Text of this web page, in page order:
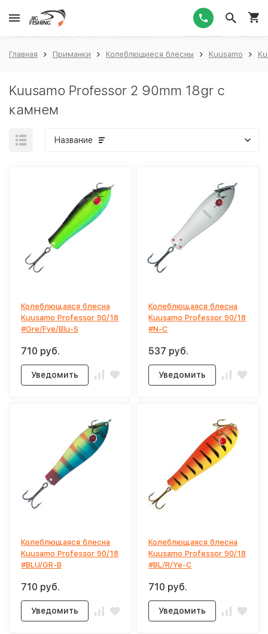
Главная Приманки Колеблющиеся блесны Kuusamo
Kuusamo Professor 2 90mm 18gr c
камнем
Название
Колеблющаяся блесна
Kuusamo Professor 90/18
#Gre/Fye/Blu-S
710 руб.
Уведомить
Колеблющаяся блесна
Kuusamo Professor 90/18
#N-C
537 руб.
Уведомить
Колеблющаяся блесна
Kuusamo Professor 90/18
#BLU/GR-B
710 руб.
Уведомить
Колеблющаяся блесна
Kuusamo Professor 90/18
#BL/R/Ye-C
710 руб.
Уведомить